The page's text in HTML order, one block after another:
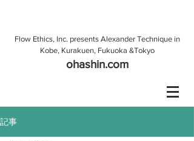
Flow Ethics, Inc. presents Alexander Technique in
Kobe, Kurakuen, Fukuoka &Tokyo
ohashin.com
記事